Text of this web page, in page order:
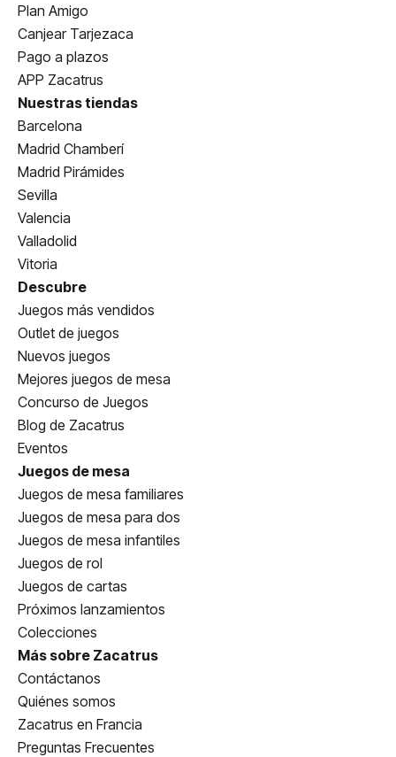
Plan Amigo
Canjear Tarjezaca
Pago a plazos
APP Zacatrus
Nuestras tiendas
Barcelona
Madrid Chamberí
Madrid Pirámides
Sevilla
Valencia
Valladolid
Vitoria
Descubre
Juegos más vendidos
Outlet de juegos
Nuevos juegos
Mejores juegos de mesa
Concurso de Juegos
Blog de Zacatrus
Eventos
Juegos de mesa
Juegos de mesa familiares
Juegos de mesa para dos
Juegos de mesa infantiles
Juegos de rol
Juegos de cartas
Próximos lanzamientos
Colecciones
Más sobre Zacatrus
Contáctanos
Quiénes somos
Zacatrus en Francia
Preguntas Frecuentes